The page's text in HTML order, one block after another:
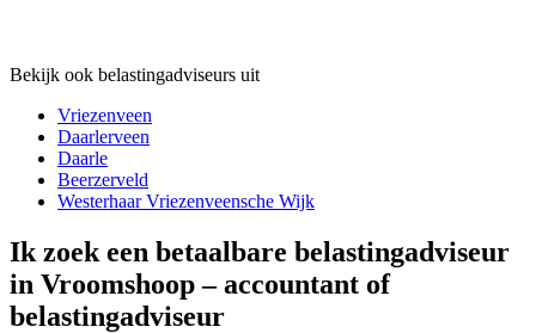
Bekijk ook belastingadviseurs uit
Vriezenveen
Daarlerveen
Daarle
Beerzerveld
Westerhaar Vriezenveensche Wijk
Ik zoek een betaalbare belastingadviseur
in Vroomshoop – accountant of
belastingadviseur